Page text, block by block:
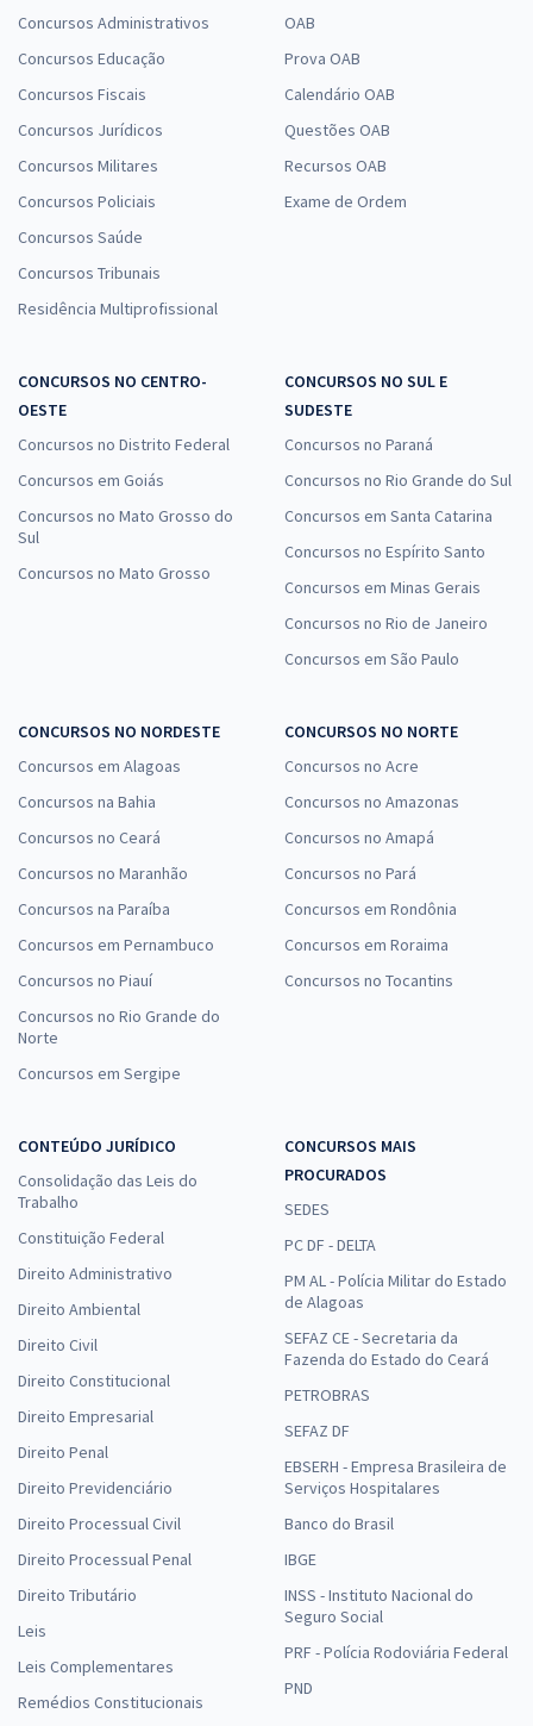
Concursos Administrativos
Concursos Educação
Concursos Fiscais
Concursos Jurídicos
Concursos Militares
Concursos Policiais
Concursos Saúde
Concursos Tribunais
Residência Multiprofissional
OAB
Prova OAB
Calendário OAB
Questões OAB
Recursos OAB
Exame de Ordem
CONCURSOS NO CENTRO-
OESTE
Concursos no Distrito Federal
Concursos em Goiás
Concursos no Mato Grosso do
Sul
Concursos no Mato Grosso
CONCURSOS NO SUL E
SUDESTE
Concursos no Paraná
Concursos no Rio Grande do Sul
Concursos em Santa Catarina
Concursos no Espírito Santo
Concursos em Minas Gerais
Concursos no Rio de Janeiro
Concursos em São Paulo
CONCURSOS NO NORDESTE
Concursos em Alagoas
Concursos na Bahia
Concursos no Ceará
Concursos no Maranhão
Concursos na Paraíba
Concursos em Pernambuco
Concursos no Piauí
Concursos no Rio Grande do
Norte
Concursos em Sergipe
CONCURSOS NO NORTE
Concursos no Acre
Concursos no Amazonas
Concursos no Amapá
Concursos no Pará
Concursos em Rondônia
Concursos em Roraima
Concursos no Tocantins
CONTEÚDO JURÍDICO
Consolidação das Leis do
Trabalho
Constituição Federal
Direito Administrativo
Direito Ambiental
Direito Civil
Direito Constitucional
Direito Empresarial
Direito Penal
Direito Previdenciário
Direito Processual Civil
Direito Processual Penal
Direito Tributário
Leis
Leis Complementares
Remédios Constitucionais
CONCURSOS MAIS
PROCURADOS
SEDES
PC DF - DELTA
PM AL - Polícia Militar do Estado
de Alagoas
SEFAZ CE - Secretaria da
Fazenda do Estado do Ceará
PETROBRAS
SEFAZ DF
EBSERH - Empresa Brasileira de
Serviços Hospitalares
Banco do Brasil
IBGE
INSS - Instituto Nacional do
Seguro Social
PRF - Polícia Rodoviária Federal
PND